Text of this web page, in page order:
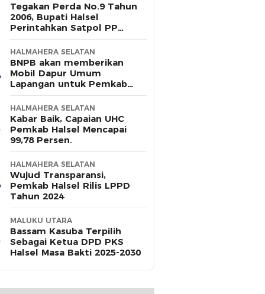
Tegakan Perda No.9 Tahun
2006, Bupati Halsel
Perintahkan Satpol PP
Terus Gelar Razia
HALMAHERA SELATAN
BNPB akan memberikan
Mobil Dapur Umum
Lapangan untuk Pemkab
Halsel
HALMAHERA SELATAN
Kabar Baik, Capaian UHC
Pemkab Halsel Mencapai
99,78 Persen.
HALMAHERA SELATAN
Wujud Transparansi,
Pemkab Halsel Rilis LPPD
Tahun 2024
MALUKU UTARA
Bassam Kasuba Terpilih
Sebagai Ketua DPD PKS
Halsel Masa Bakti 2025-2030